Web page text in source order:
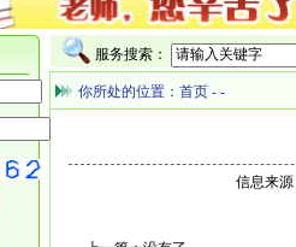
服务搜索：
你所处的位置： 首页 - -
信息来